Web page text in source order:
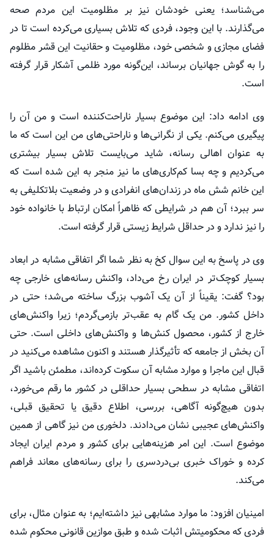
می‌شناسد؛ یعنی خودشان نیز بر مظلومیت این مردم صحه
می‌گذارند. با این وجود، فردی که تلاش بسیاری می‌کرده است تا در
فضای مجازی و شخصی خود، مظلومیت و حقانیت این قشر مظلوم
را به گوش جهانیان برساند، این‌گونه مورد ظلمی آشکار قرار گرفته
است.
وی ادامه داد: این موضوع بسیار ناراحت‌کننده است و من آن را
پیگیری می‌کنم. یکی از نگرانی‌ها و ناراحتی‌های من این است که ما
به عنوان اهالی رسانه، شاید می‌بایست تلاش بسیار بیشتری
می‌کردیم و چه بسا کم‌کاری‌های ما نیز منجر به این شده است که
این خانم شش ماه در زندان‌های انفرادی و در وضعیت بلاتکلیفی به
سر ببرد؛ آن هم در شرایطی که ظاهراً امکان ارتباط با خانواده خود
را نیز ندارد و در حداقل شرایط زیستی قرار گرفته است.
وی در پاسخ به این سوال کخ به نظر شما اگر اتفاقی مشابه در ابعاد
بسیار کوچک‌تر در ایران رخ می‌داد، واکنش رسانه‌های خارجی چه
بود؟ گفت: یقیناً از آن یک آشوب بزرگ ساخته می‌شد؛ حتی در
داخل کشور. من یک گام به عقب‌تر بازمی‌گردم؛ زیرا واکنش‌های
خارج از کشور، محصول کنش‌ها و واکنش‌های داخلی است. حتی
آن بخش از جامعه که تأثیرگذار هستند و اکنون مشاهده می‌کنید در
قبال این ماجرا و موارد مشابه آن سکوت کرده‌اند، مطمئن باشید اگر
اتفاقی مشابه در سطحی بسیار حداقلی در کشور ما رقم می‌خورد،
بدون هیچ‌گونه آگاهی، بررسی، اطلاع دقیق یا تحقیق قبلی،
واکنش‌های عجیبی نشان می‌دادند. دلخوری من نیز گاهی از همین
موضوع است. این امر هزینه‌هایی برای کشور و مردم ایران ایجاد
کرده و خوراک خبری بی‌دردسری را برای رسانه‌های معاند فراهم
می‌کند.
امینیان افزود: ما موارد مشابهی نیز داشته‌ایم؛ به عنوان مثال، برای
فردی که محکومیتش اثبات شده و طبق موازین قانونی محکوم شده